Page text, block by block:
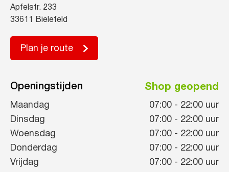
Apfelstr. 233
33611 Bielefeld
Plan je route
Openingstijden Shop geopend
Maandag 07:00 - 22:00 uur
Dinsdag
07:00 - 22:00 uur
Woensdag
07:00 - 22:00 uur
Donderdag
07:00 - 22:00 uur
Vrijdag
07:00 - 22:00 uur